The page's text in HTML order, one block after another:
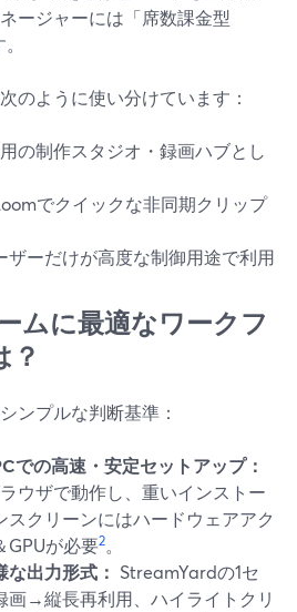
ージャーには「席数課金型
のように使い分けています：
の制作スタジオ・録画ハブとし
でクイックな非同期クリップ
ザーだけが高度な制御用途で利用
ムに最適なワークフ
？
ンプルな判断基準：
での高速・安定セットアップ：
ウザで動作し、重いインストー
スクリーンにはハードウェアアク
GPUが必要2。
出力形式： StreamYardの1セ
画→縦長再利用、ハイライトクリ